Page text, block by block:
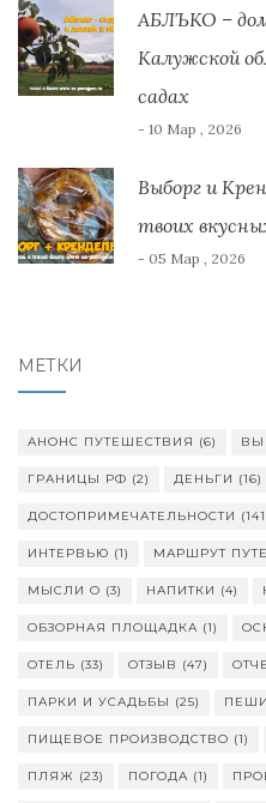
АБЛЪКО –
Калужской
садах
- 10 Мар , 2026
Выборг и
твоих
- 05 Мар , 2026
МЕТКИ
АНОНС ПУТЕШЕСТВИЯ (6)
ГРАНИЦЫ РФ (2) ДЕНЬГИ (16)
ДОСТОПРИМЕЧАТЕЛЬНОСТИ
ИНТЕРВЬЮ (1) МАРШРУТ
МЫСЛИ О (3) НАПИТКИ (4)
ОБЗОРНАЯ ПЛОЩАДКА (1)
ОТЕЛЬ (33) ОТЗЫВ (47)
ПАРКИ И УСАДЬБЫ (25)
ПИЩЕВОЕ ПРОИЗВОДСТВО (1)
ПЛЯЖ (23) ПОГОДА (1)